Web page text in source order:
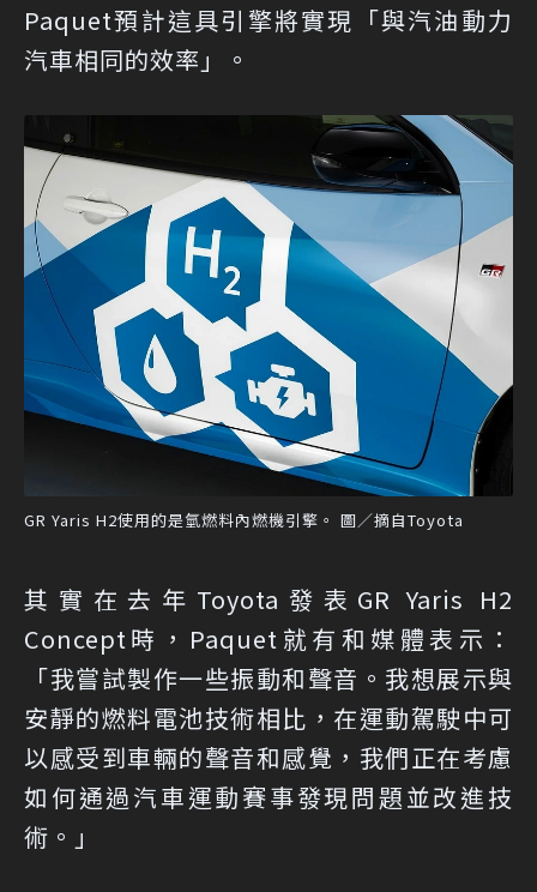
Paquet預計這具引擎將實現「與汽油動力
汽車相同的效率」。
GR Yaris H2使用的是氫燃料內燃機引擎。 圖／摘自Toyota
其實在去年Toyota發表GR Yaris H2
Concept時，Paquet就有和媒體表示：
「我嘗試製作一些振動和聲音。我想展示與
安靜的燃料電池技術相比，在運動駕駛中可
以感受到車輛的聲音和感覺，我們正在考慮
如何通過汽車運動賽事發現問題並改進技
術。」